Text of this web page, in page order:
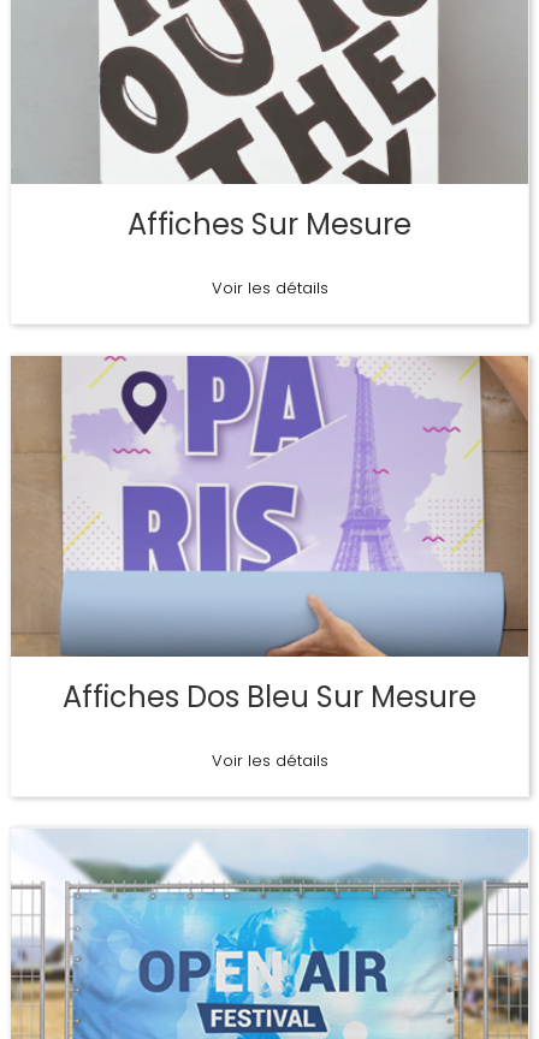
Affiches Sur Mesure
Voir les détails
Affiches Dos Bleu Sur Mesure
Voir les détails